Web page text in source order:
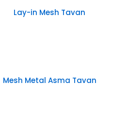
Lay-in Mesh Tavan
Mesh Metal Asma Tavan